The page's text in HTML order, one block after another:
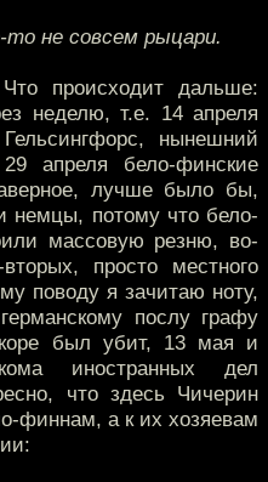
то не совсем рыцари.
происходит дальше:
неделю, т.е. 14 апреля
нынешний
апреля бело-финские
лучше было бы,
немцы, потому что бело-
массовую резню, во-
просто местного
поводу я зачитаю ноту,
послу графу
был убит, 13 мая и
иностранных дел
что здесь Чичерин
финнам, а к их хозяевам